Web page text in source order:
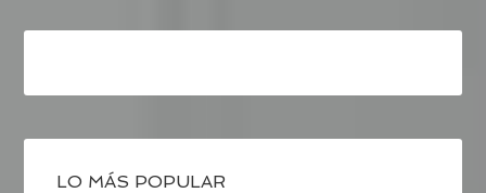
LO MÁS POPULAR